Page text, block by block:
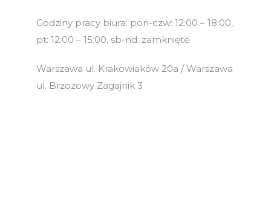
Godziny pracy biura: pon-czw: 12:00 – 18:00,
pt: 12:00 – 15:00, sb-nd: zamknięte
Warszawa ul. Krakowiaków 20a / Warszawa
ul. Brzozowy Zagajnik 3